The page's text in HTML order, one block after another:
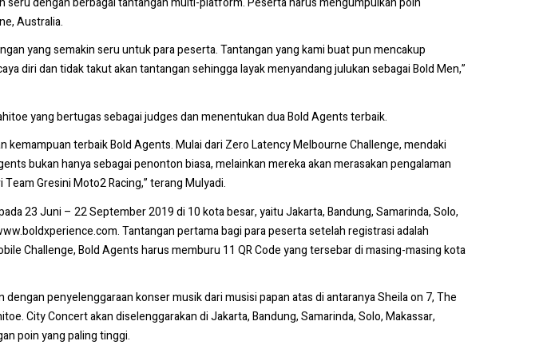
Australia.
yang semakin seru untuk para peserta. Tantangan yang kami buat pun mencakup
diri dan tidak takut akan tantangan sehingga layak menyandang julukan sebagai Bold Men,”
yang bertugas sebagai judges dan menentukan dua Bold Agents terbaik.
terbaik Bold Agents. Mulai dari Zero Latency Melbourne Challenge, mendaki
bukan hanya sebagai penonton biasa, melainkan mereka akan merasakan pengalaman
Gresini Moto2 Racing,” terang Mulyadi.
23 Juni – 22 September 2019 di 10 kota besar, yaitu Jakarta, Bandung, Samarinda, Solo,
Tantangan pertama bagi para peserta setelah registrasi adalah
Challenge, Bold Agents harus memburu 11 QR Code yang tersebar di masing-masing kota
penyelenggaraan konser musik dari musisi papan atas di antaranya Sheila on 7, The
City Concert akan diselenggarakan di Jakarta, Bandung, Samarinda, Solo, Makassar,
poin yang paling tinggi.